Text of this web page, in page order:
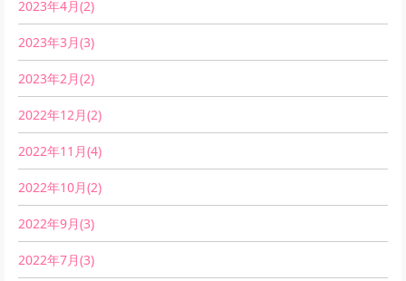
2023年4月(2)
2023年3月(3)
2023年2月(2)
2022年12月(2)
2022年11月(4)
2022年10月(2)
2022年9月(3)
2022年7月(3)